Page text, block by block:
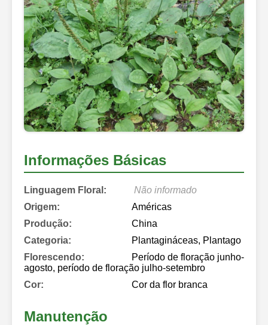
Informações Básicas
Linguagem Floral:
Não informado
Origem:
Américas
Produção:
China
Categoria:
Plantagináceas, Plantago
Florescendo:
Período de floração junho-
agosto, período de floração julho-setembro
Cor:
Cor da flor branca
Manutenção